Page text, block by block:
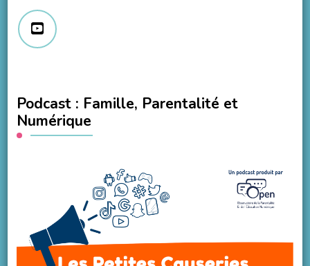
Podcast : Famille, Parentalité et
Numérique